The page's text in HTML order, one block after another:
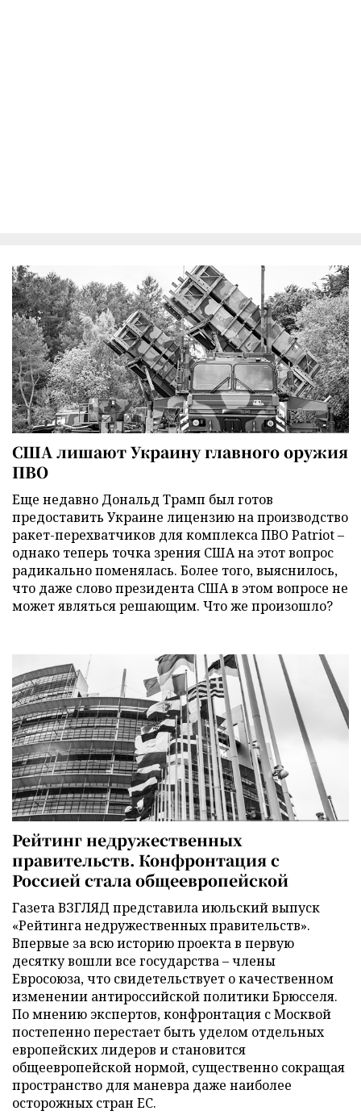
США лишают Украину главного оружия
ПВО
Еще недавно Дональд Трамп был готов
предоставить Украине лицензию на производство
ракет-перехватчиков для комплекса ПВО Patriot –
однако теперь точка зрения США на этот вопрос
радикально поменялась. Более того, выяснилось,
что даже слово президента США в этом вопросе не
может являться решающим. Что же произошло?
Рейтинг недружественных
правительств. Конфронтация с
Россией стала общеевропейской
Газета ВЗГЛЯД представила июльский выпуск
«Рейтинга недружественных правительств».
Впервые за всю историю проекта в первую
десятку вошли все государства – члены
Евросоюза, что свидетельствует о качественном
изменении антироссийской политики Брюсселя.
По мнению экспертов, конфронтация с Москвой
постепенно перестает быть уделом отдельных
европейских лидеров и становится
общеевропейской нормой, существенно сокращая
пространство для маневра даже наиболее
осторожных стран ЕС.